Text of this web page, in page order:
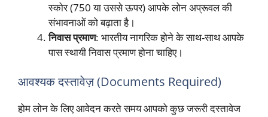
स्कोर (750 या उससे ऊपर) आपके लोन अप्रूवल की
संभावनाओं को बढ़ाता है।
निवास प्रमाण: भारतीय नागरिक होने के साथ-साथ आपके
पास स्थायी निवास प्रमाण होना चाहिए।
आवश्यक दस्तावेज़ (Documents Required)
होम लोन के लिए आवेदन करते समय आपको कुछ जरूरी दस्तावेज